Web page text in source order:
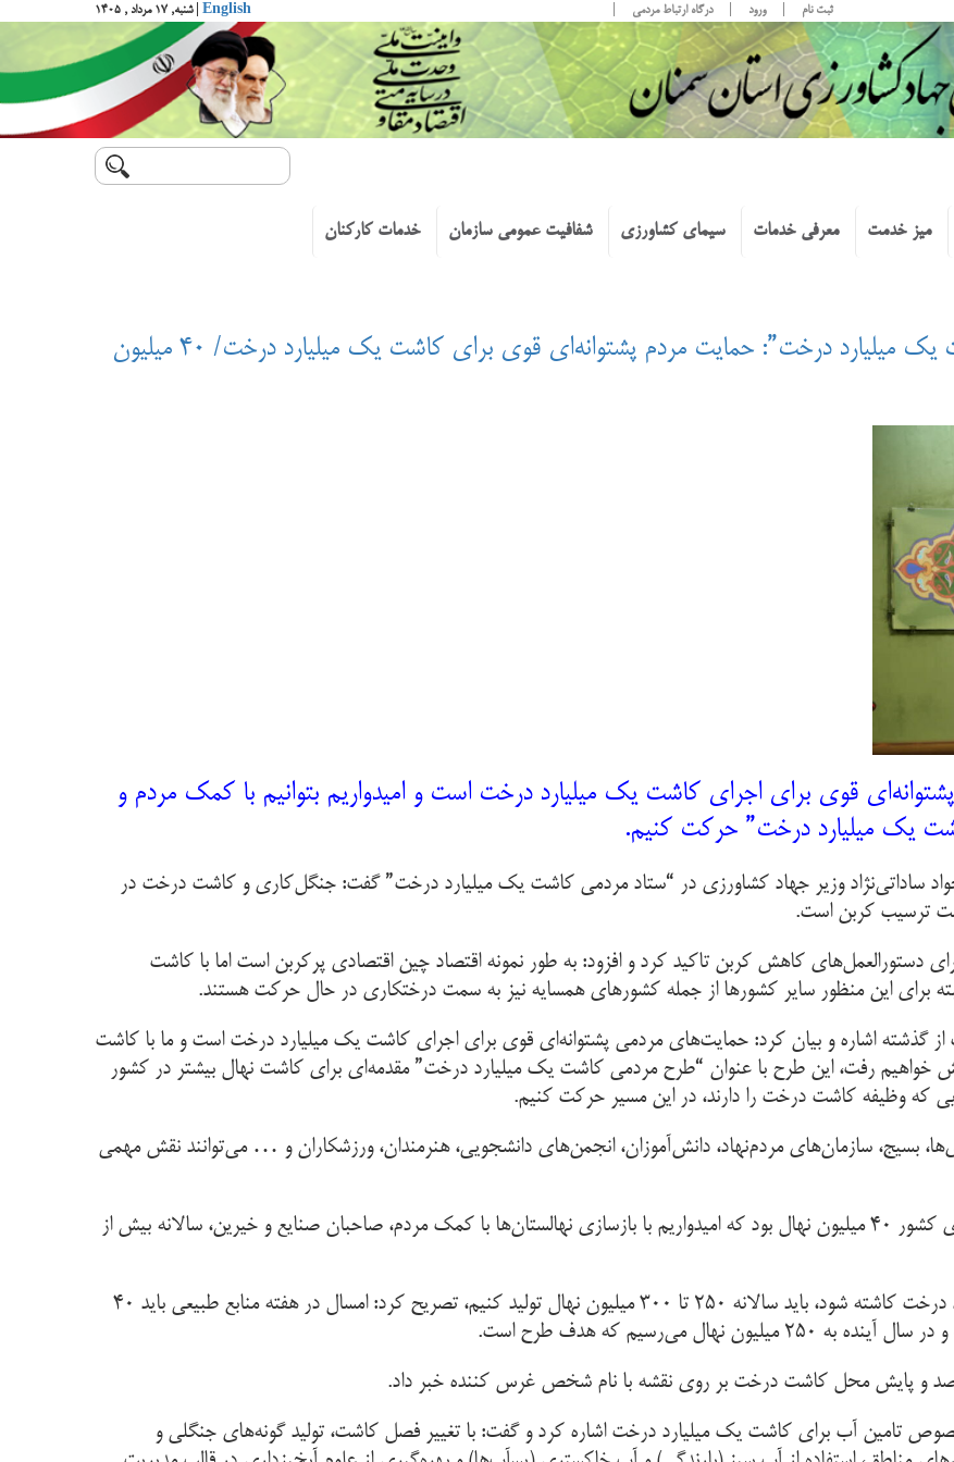
English | شنبه, ۱۷ مرداد , ۱۴۰۵ ثبت نام ورود درگاه ارتباط مردمی
میز خدمت معرفی خدمات سیمای کشاورزی شفافیت عمومی سازمان خدمات کارکنان
ساداتی‌نژاد در دومین جلسه “ستاد مردمی کاشت یک میلیارد درخت”: حمایت‌ مردم پشتوانه‌ای قوی برای کاشت یک میلیارد درخت/ ۴۰ میلیون
قوی برای اجرای کاشت یک میلیارد درخت است و امیدواریم بتوانیم با کمک مردم و
یک میلیارد درخت” حرکت کنیم.
ساداتی‌نژاد وزیر جهاد کشاورزی در “ستاد مردمی کاشت یک میلیارد درخت” گفت: جنگل‌کاری و کاشت درخت در
ترسیب کربن است.
دستورالعمل‌های کاهش کربن تاکید کرد و افزود: به طور نمونه اقتصاد چین اقتصادی پرکربن است اما با کاشت
برای این منظور سایر کشورها از جمله کشورهای همسایه نیز به سمت درختکاری در حال حرکت هستند.
از گذشته‌ اشاره و بیان کرد: حمایت‌های مردمی پشتوانه‌ای قوی برای اجرای کاشت یک میلیارد درخت است و ما با کاشت
رفت، این طرح با عنوان “طرح مردمی کاشت یک میلیارد درخت” مقدمه‌ای برای کاشت نهال بیشتر در کشور
که وظیفه کاشت درخت را دارند، در این مسیر حرکت کنیم.
بسیج، سازمان‌های مردم‌نهاد، دانش‌آموزان، انجمن‌های دانشجویی، هنرمندان، ورزشکاران و … می‌توانند نقش مهمی
ساداتی‌نژاد گفت: بالاترین میزان تولید نهال در نهالستان‌های کشور ۴۰ میلیون نهال بود که امیدواریم با بازسازی نهالستان‌ها با کمک مردم، صاحبان صنایع و خیرین، سالانه بیش از
وی با بیان این که اگر بنا باشد در حدود ۴ سال یک میلیارد درخت کاشته شود، باید سالانه ۲۵۰ تا ۳۰۰ میلیون نهال تولید کنیم، تصریح کرد: امسال در هفته منابع طبیعی باید ۴۰
می‌رسیم که هدف طرح است
.
رصد و پایش محل کاشت درخت بر روی نقشه با نام شخص غرس کننده خبر داد.
تامین آب برای کاشت یک میلیارد درخت اشاره کرد و گفت: با تغییر فصل کاشت، تولید گونه‌های جنگلی و